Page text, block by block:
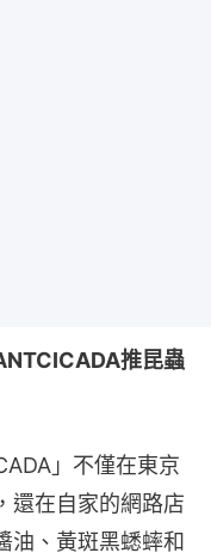
推昆蟲
」不僅在東京
還在自家的網路店
油、黃斑黑蟋蟀和